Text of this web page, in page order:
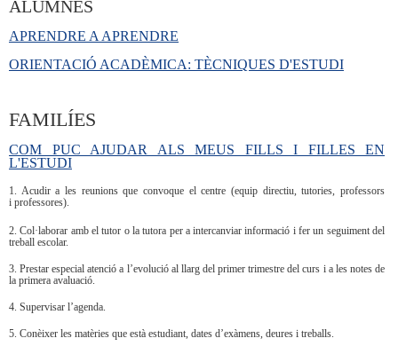
ALUMNES
APRENDRE A APRENDRE
ORIENTACIÓ ACADÈMICA: TÈCNIQUES D'ESTUDI
FAMILÍES
COM PUC AJUDAR ALS MEUS FILLS I FILLES EN
L'ESTUDI
1. Acudir a les reunions que convoque el centre (equip directiu, tutories, professors
i professores).
2. Col·laborar amb el tutor o la tutora per a intercanviar informació i fer un seguiment del
treball escolar.
3. Prestar especial atenció a l’evolució al llarg del primer trimestre del curs i a les notes de
la primera avaluació.
4. Supervisar l’agenda.
5. Conèixer les matèries que està estudiant, dates d’exàmens, deures i treballs.